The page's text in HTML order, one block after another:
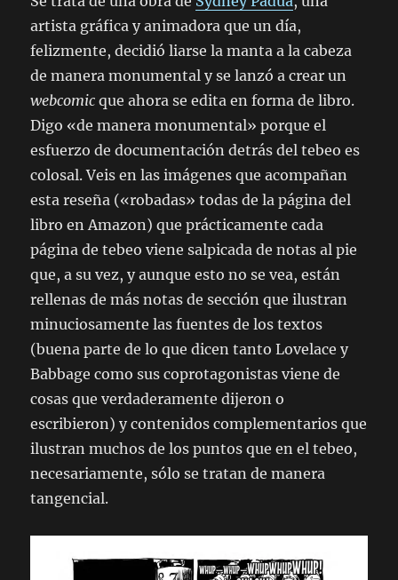
artista gráfica y animadora que un día,
felizmente, decidió liarse la manta a la cabeza
de manera monumental y se lanzó a crear un
webcomic que ahora se edita en forma de libro.
Digo «de manera monumental» porque el
esfuerzo de documentación detrás del tebeo es
colosal. Veis en las imágenes que acompañan
esta reseña («robadas» todas de la página del
libro en Amazon) que prácticamente cada
página de tebeo viene salpicada de notas al pie
que, a su vez, y aunque esto no se vea, están
rellenas de más notas de sección que ilustran
minuciosamente las fuentes de los textos
(buena parte de lo que dicen tanto Lovelace y
Babbage como sus coprotagonistas viene de
cosas que verdaderamente dijeron o
escribieron) y contenidos complementarios que
ilustran muchos de los puntos que en el tebeo,
necesariamente, sólo se tratan de manera
tangencial.